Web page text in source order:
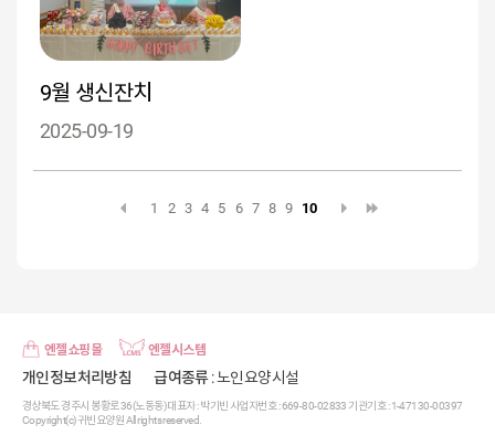
9월 생신잔치
2025-09-19
1 2 3 4 5 6 7 8 9 10
엔젤쇼핑몰 엔젤시스템
개인정보처리방침 급여종류: 노인요양시설
경상북도 경주시 봉황로 36(노동동) 대표자 : 박기빈 사업자번호 : 669-80-02833 기관기호 : 1-47130-00397
Copyright(c) 귀빈요양원 All rights reserved.